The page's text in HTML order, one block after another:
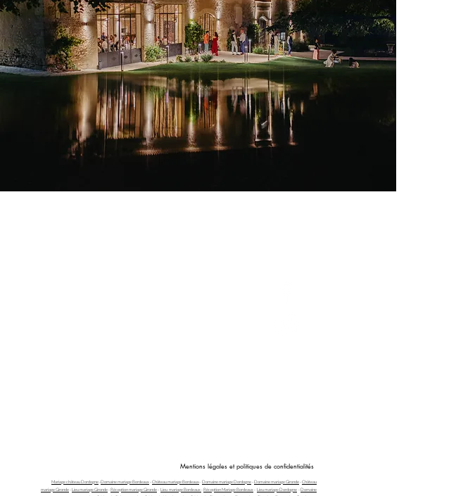
Mentions légales et politiques de confidentialités
Mariage château Dordogne-Domaine mariage Bordeaux-Château mariage Bordeaux- Domaine mariage Dordogne-Domaine mariage Gironde-Château
mariage Gironde-Lieu mariage Gironde-Réception mariage Gironde- Lieu mariage Bordeaux-Réception Mariage Bordeaux- Lieu mariage Dordogne -Domaine